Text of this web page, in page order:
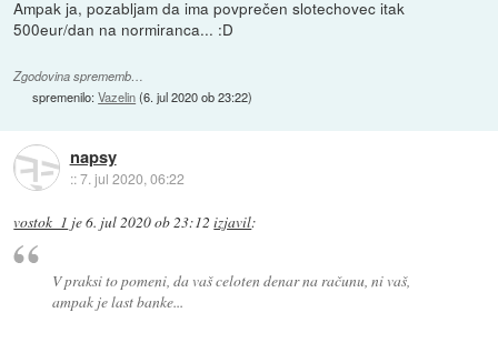
Ampak ja, pozabljam da ima povprečen slotechovec itak
500eur/dan na normiranca... :D
Zgodovina sprememb…
spremenilo:Vazelin(6. jul 2020 ob 23:22)
napsy
::7. jul 2020, 06:22
vostok_1 je6. jul 2020 ob 23:12 izjavil:
V praksi to pomeni, da vaš celoten denar na računu, ni vaš,
ampak je last banke...